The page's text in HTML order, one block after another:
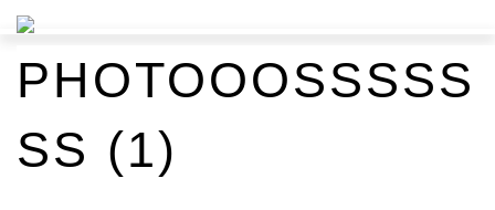
PHOTOOOSSSSS
SS (1)